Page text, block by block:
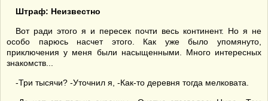
Штраф: Неизвестно
Вот ради этого я и пересек почти весь континент. Но я не
особо парюсь насчет этого. Как уже было упомянуто,
приключения у меня были насыщенными. Много интересных
знакомств...
-Три тысячи? -Уточнил я, -Как-то деревня тогда мелковата.